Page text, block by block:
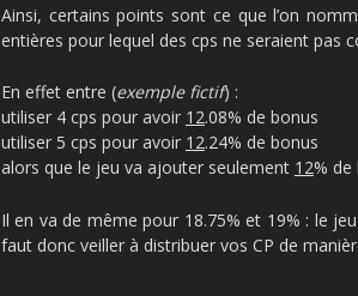
Ainsi, certains points sont ce que l’on
entières pour lequel des cps ne seraient pas
En effet entre (exemple fictif) :
utiliser 4 cps pour avoir 12.08% de bonus
utiliser 5 cps pour avoir 12.24% de bonus
alors que le jeu va ajouter seulement 12% de
Il en va de même pour 18.75% et 19% : le
faut donc veiller à distribuer vos CP de